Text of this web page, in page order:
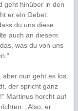
geht hinüber in den
er ein Gebet:
du uns diese
auch an diesem
was du von uns
aber nun geht es los:
der spricht ganz
Martinus horcht auf
„Also, er